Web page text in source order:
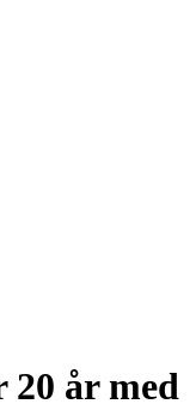
år med